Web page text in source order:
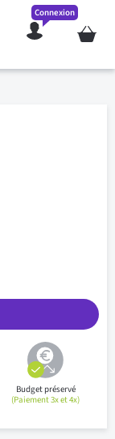
Mon
Connexion
Budget préservé
(Paiement 3x et 4x)